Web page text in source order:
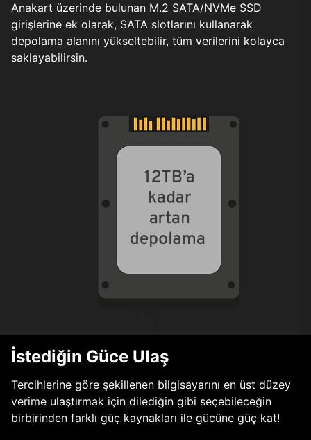
Anakart üzerinde bulunan M.2 SATA/NVMe SSD
girişlerine ek olarak, SATA slotlarını kullanarak
depolama alanını yükseltebilir, tüm verilerini kolayca
saklayabilirsin.
İstediğin Güce Ulaş
Tercihlerine göre şekillenen bilgisayarını en üst düzey
verime ulaştırmak için dilediğin gibi seçebileceğin
birbirinden farklı güç kaynakları ile gücüne güç kat!